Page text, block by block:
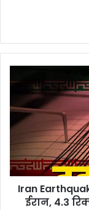
Earthquake
Magnitude
बीच
दहला
ईरान,Iran
ईरान, 4.3